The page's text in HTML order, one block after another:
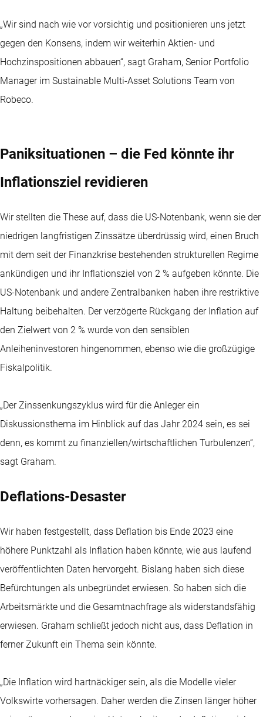
„Wir sind nach wie vor vorsichtig und positionieren uns jetzt
gegen den Konsens, indem wir weiterhin Aktien- und
Hochzinspositionen abbauen“, sagt Graham, Senior Portfolio
Manager im Sustainable Multi-Asset Solutions Team von
Robeco.
Paniksituationen – die Fed könnte ihr
Inflationsziel revidieren
Wir stellten die These auf, dass die US-Notenbank, wenn sie der
niedrigen langfristigen Zinssätze überdrüssig wird, einen Bruch
mit dem seit der Finanzkrise bestehenden strukturellen Regime
ankündigen und ihr Inflationsziel von 2 % aufgeben könnte. Die
US-Notenbank und andere Zentralbanken haben ihre restriktive
Haltung beibehalten. Der verzögerte Rückgang der Inflation auf
den Zielwert von 2 % wurde von den sensiblen
Anleiheninvestoren hingenommen, ebenso wie die großzügige
Fiskalpolitik.
„Der Zinssenkungszyklus wird für die Anleger ein
Diskussionsthema im Hinblick auf das Jahr 2024 sein, es sei
denn, es kommt zu finanziellen/wirtschaftlichen Turbulenzen“,
sagt Graham.
Deflations-Desaster
Wir haben festgestellt, dass Deflation bis Ende 2023 eine
höhere Punktzahl als Inflation haben könnte, wie aus laufend
veröffentlichten Daten hervorgeht. Bislang haben sich diese
Befürchtungen als unbegründet erwiesen. So haben sich die
Arbeitsmärkte und die Gesamtnachfrage als widerstandsfähig
erwiesen. Graham schließt jedoch nicht aus, dass Deflation in
ferner Zukunft ein Thema sein könnte.
„Die Inflation wird hartnäckiger sein, als die Modelle vieler
Volkswirte vorhersagen. Daher werden die Zinsen länger höher